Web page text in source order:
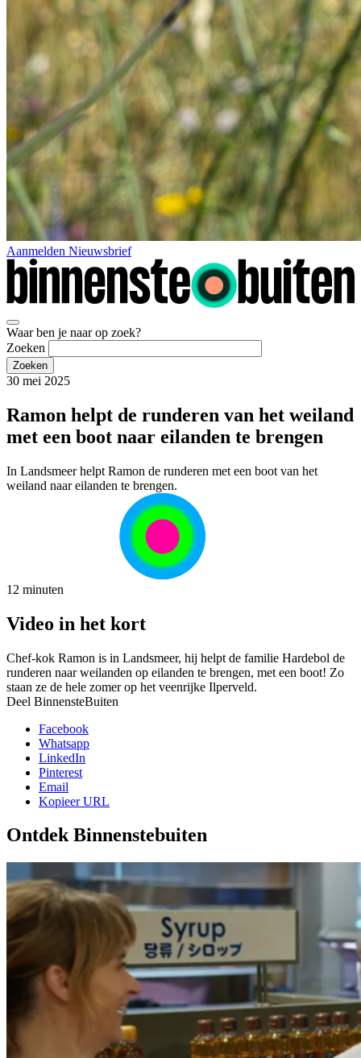
Aanmelden Nieuwsbrief
Waar ben je naar op zoek?
Zoeken
30 mei 2025
Ramon helpt de runderen van het weiland
met een boot naar eilanden te brengen
In Landsmeer helpt Ramon de runderen met een boot van het
weiland naar eilanden te brengen.
12 minuten
Video in het kort
Chef-kok Ramon is in Landsmeer, hij helpt de familie Hardebol de
runderen naar weilanden op eilanden te brengen, met een boot! Zo
staan ze de hele zomer op het veenrijke Ilperveld.
Deel BinnensteBuiten
Facebook
Whatsapp
LinkedIn
Pinterest
Email
Kopieer URL
Ontdek Binnenstebuiten